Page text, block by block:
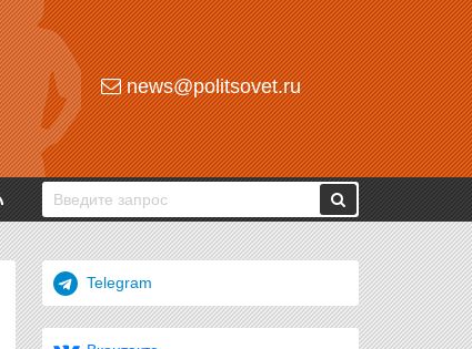
news@politsovet.ru
Telegram